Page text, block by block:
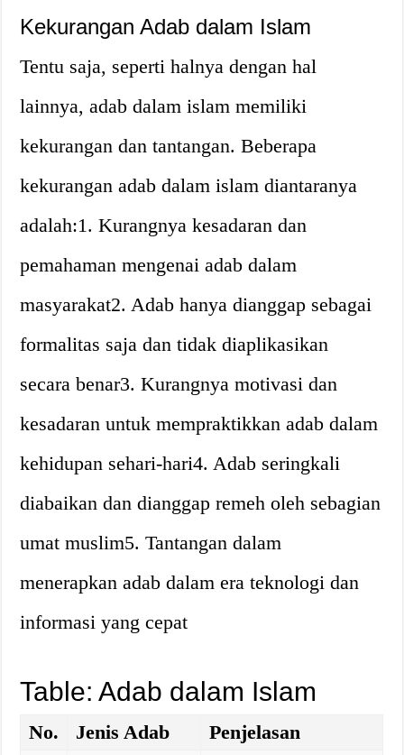
Kekurangan Adab dalam Islam
Tentu saja, seperti halnya dengan hal
lainnya, adab dalam islam memiliki
kekurangan dan tantangan. Beberapa
kekurangan adab dalam islam diantaranya
adalah:1. Kurangnya kesadaran dan
pemahaman mengenai adab dalam
masyarakat2. Adab hanya dianggap sebagai
formalitas saja dan tidak diaplikasikan
secara benar3. Kurangnya motivasi dan
kesadaran untuk mempraktikkan adab dalam
kehidupan sehari-hari4. Adab seringkali
diabaikan dan dianggap remeh oleh sebagian
umat muslim5. Tantangan dalam
menerapkan adab dalam era teknologi dan
informasi yang cepat
Table: Adab dalam Islam
No. Jenis Adab Penjelasan